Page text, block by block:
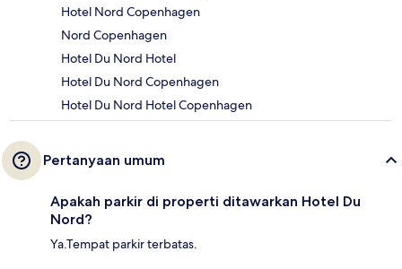
Hotel Nord Copenhagen
Nord Copenhagen
Hotel Du Nord Hotel
Hotel Du Nord Copenhagen
Hotel Du Nord Hotel Copenhagen
Pertanyaan umum
Apakah parkir di properti ditawarkan Hotel Du
Nord?
Ya.Tempat parkir terbatas.